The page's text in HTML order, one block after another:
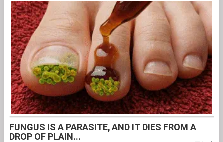
FUNGUS IS A PARASITE, AND IT DIES FROM A
DROP OF PLAIN...